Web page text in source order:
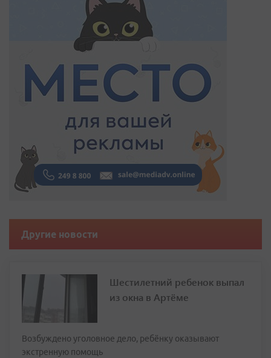
Другие новости
Шестилетний ребенок выпал
из окна в Артёме
Возбуждено уголовное дело, ребёнку оказывают
экстренную помощь